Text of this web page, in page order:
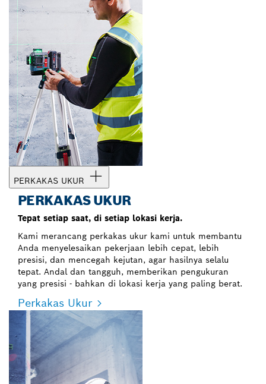
PERKAKAS UKUR
PERKAKAS UKUR
Tepat setiap saat, di setiap lokasi kerja.
Kami merancang perkakas ukur kami untuk membantu
Anda menyelesaikan pekerjaan lebih cepat, lebih
presisi, dan mencegah kejutan, agar hasilnya selalu
tepat. Andal dan tangguh, memberikan pengukuran
yang presisi - bahkan di lokasi kerja yang paling berat.
Perkakas Ukur